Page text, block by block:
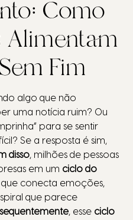
Como
Alimentam
Fim
algo que não
uma notícia ruim? Ou
para se sentir
Se a resposta é sim,
disso, milhões de pessoas
em um ciclo do
conecta emoções,
que parece
, esse ciclo